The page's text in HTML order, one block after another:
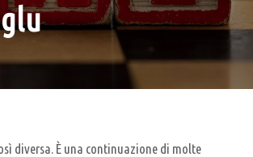
diversa. È una continuazione di molte